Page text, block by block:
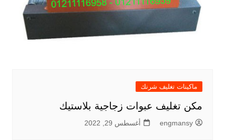
ماكينات تغليف شرنك
مكن تغليف عبوات زجاجية بلاستيك
engmansy أغسطس 29, 2022